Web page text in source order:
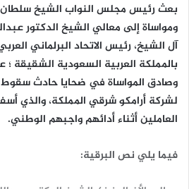
بعث رئيس مجلس النواب الشيخ سلطان
ومواساة إلى معالي الشيخ الدكتور
آل الشيخ، رئيس الاتحاد البرلماني
بالمملكة العربية السعودية الشقيقة ؛
وصادق المواساة في ضحايا حادث سقوط
لشركة أرامكو شرقي المملكة، والذي
العاملين أثناء أدائهم واجبهم الوطني.
فيما يلي نص البرقية: